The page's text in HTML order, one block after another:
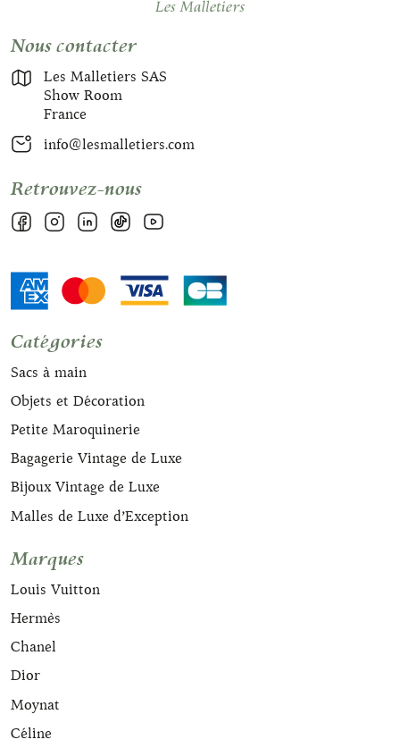
Nous contacter
Les Malletiers SAS
Show Room
France
info@lesmalletiers.com
Retrouvez-nous
Catégories
Sacs à main
Objets et Décoration
Petite Maroquinerie
Bagagerie Vintage de Luxe
Bijoux Vintage de Luxe
Malles de Luxe d’Exception
Marques
Louis Vuitton
Hermès
Chanel
Dior
Moynat
Céline